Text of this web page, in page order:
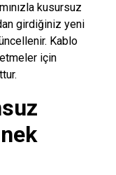
kusursuz
girdiğiniz yeni
Kablo
için